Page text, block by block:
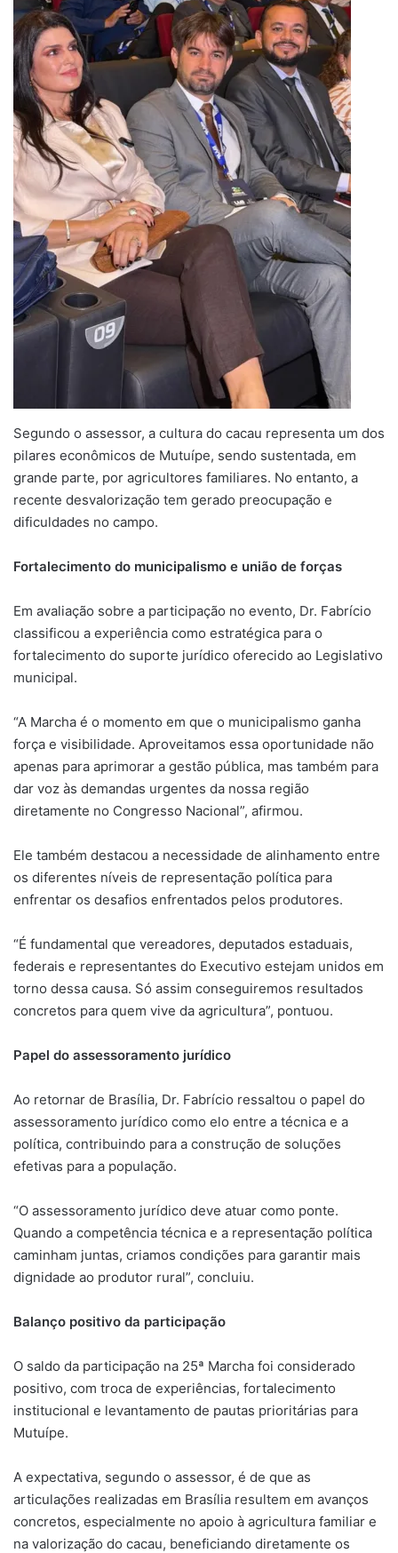
Segundo o assessor, a cultura do cacau representa um dos
pilares econômicos de Mutuípe, sendo sustentada, em
grande parte, por agricultores familiares. No entanto, a
recente desvalorização tem gerado preocupação e
dificuldades no campo.
Fortalecimento do municipalismo e união de forças
Em avaliação sobre a participação no evento, Dr. Fabrício
classificou a experiência como estratégica para o
fortalecimento do suporte jurídico oferecido ao Legislativo
municipal.
“A Marcha é o momento em que o municipalismo ganha
força e visibilidade. Aproveitamos essa oportunidade não
apenas para aprimorar a gestão pública, mas também para
dar voz às demandas urgentes da nossa região
diretamente no Congresso Nacional”, afirmou.
Ele também destacou a necessidade de alinhamento entre
os diferentes níveis de representação política para
enfrentar os desafios enfrentados pelos produtores.
“É fundamental que vereadores, deputados estaduais,
federais e representantes do Executivo estejam unidos em
torno dessa causa. Só assim conseguiremos resultados
concretos para quem vive da agricultura”, pontuou.
Papel do assessoramento jurídico
Ao retornar de Brasília, Dr. Fabrício ressaltou o papel do
assessoramento jurídico como elo entre a técnica e a
política, contribuindo para a construção de soluções
efetivas para a população.
“O assessoramento jurídico deve atuar como ponte.
Quando a competência técnica e a representação política
caminham juntas, criamos condições para garantir mais
dignidade ao produtor rural”, concluiu.
Balanço positivo da participação
O saldo da participação na 25ª Marcha foi considerado
positivo, com troca de experiências, fortalecimento
institucional e levantamento de pautas prioritárias para
Mutuípe.
A expectativa, segundo o assessor, é de que as
articulações realizadas em Brasília resultem em avanços
concretos, especialmente no apoio à agricultura familiar e
na valorização do cacau, beneficiando diretamente os